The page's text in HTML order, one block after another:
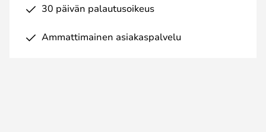
30 päivän palautusoikeus
Ammattimainen asiakaspalvelu